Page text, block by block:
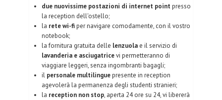
due nuovissime postazioni di internet point presso
la reception dell'ostello;
la rete wi-fiper navigare comodamente, con il vostro
notebook;
la fornitura gratuita delle lenzuola e il servizio di
lavanderia e asciugatricevi permetteranno di
viaggiare leggeri, senza ingombranti bagagli;
il personale multilinguepresente in reception
agevolerà la permanenza degli studenti stranieri;
la reception non stop, aperta 24 ore su 24, vi libererà